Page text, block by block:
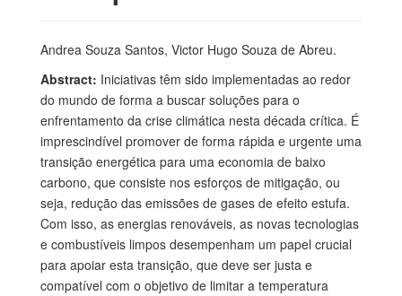
Andrea Souza Santos, Victor Hugo Souza de Abreu.
Abstract: Iniciativas têm sido implementadas ao redor
do mundo de forma a buscar soluções para o
enfrentamento da crise climática nesta década crítica. É
imprescindível promover de forma rápida e urgente uma
transição energética para uma economia de baixo
carbono, que consiste nos esforços de mitigação, ou
seja, redução das emissões de gases de efeito estufa.
Com isso, as energias renováveis, as novas tecnologias
e combustíveis limpos desempenham um papel crucial
para apoiar esta transição, que deve ser justa e
compatível com o objetivo de limitar a temperatura